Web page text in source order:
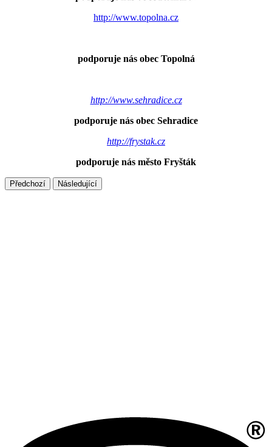
http://www.topolna.cz
podporuje nás obec Topolná
http://www.sehradice.cz
podporuje nás obec Sehradice
http://frystak.cz
podporuje nás město Fryšták
Předchozí Následující